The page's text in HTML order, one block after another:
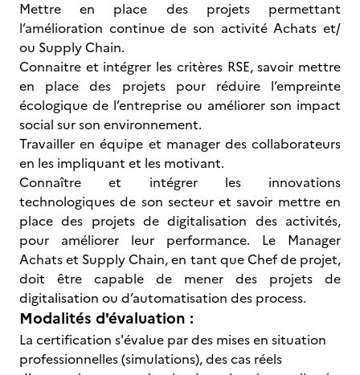
Mettre en place des projets permettant
l’amélioration continue de son activité Achats et/
ou Supply Chain.
Connaitre et intégrer les critères RSE, savoir mettre
en place des projets pour réduire l’empreinte
écologique de l’entreprise ou améliorer son impact
social sur son environnement.
Travailler en équipe et manager des collaborateurs
en les impliquant et les motivant.
Connaître et intégrer les innovations
technologiques de son secteur et savoir mettre en
place des projets de digitalisation des activités,
pour améliorer leur performance. Le Manager
Achats et Supply Chain, en tant que Chef de projet,
doit être capable de mener des projets de
digitalisation ou d’automatisation des process.
Modalités d'évaluation :
La certification s'évalue par des mises en situation
professionnelles (simulations), des cas réels